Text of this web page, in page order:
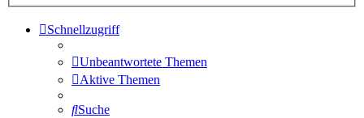
Schnellzugriff
Unbeantwortete Themen
Aktive Themen
Suche